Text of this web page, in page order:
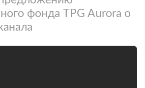
фонда TPG Aurora о